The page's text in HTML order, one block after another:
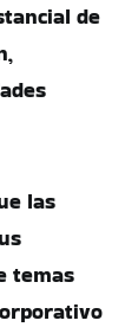
de
las
temas